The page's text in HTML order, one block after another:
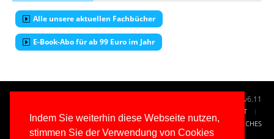
Indem Sie weiterhin diese Webseite nutzen,
stimmen Sie der Verwendung von Cookies
Alle unsere aktuellen Fachbücher
E-Book-Abo für ab 99 Euro im Jahr
v6.11
KONTAKT
IMPRESSUM
RECHTLICHES